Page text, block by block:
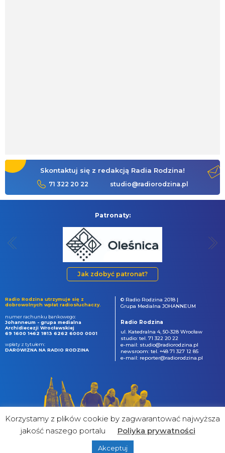
Skontaktuj się z redakcją Radia Rodzina!
71 322 20 22 studio@radiorodzina.pl
Patronaty:
Jak zdobyć patronat?
Radio Rodzina utrzymuje się z
dobrowolnych wpłat radiosłuchaczy.
numer rachunku bankowego:
Johanneum - grupa medialna
Archidiecezji Wrocławskiej
69 1600 1462 1813 6262 6000 0001
wpłaty z tytułem:
DAROWIZNA NA RADIO RODZINA
© Radio Rodzina 2018 |
Grupa Medialna JOHANNEUM
Radio Rodzina
ul. Katedralna 4, 50-328 Wrocław
studio: tel. 71 322 20 22
e-mail: studio@radiorodzina.pl
newsroom: tel. +48 71 327 12 85
e-mail: reporter@radiorodzina.pl
&
Korzystamy z plików cookie by zagwarantować najwyższa
jakość naszego portalu
Poliyka prywatności
Akceptuj